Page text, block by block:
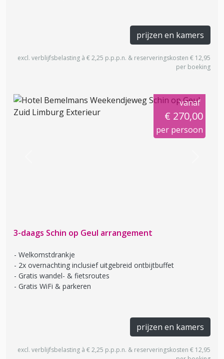
prijzen en kamers
excl. verblijfsbelasting à € 2,25 p.p.p.n. & reserveringskosten € 12,95
per boeking
vanaf
€ 270,00
per persoon
3-daags Schin op Geul arrangement
Welkomstdrankje
2x overnachting inclusief uitgebreid ontbijtbuffet
Gratis wandel- & fietsroutes
Gratis WiFi & parkeren
prijzen en kamers
excl. verblijfsbelasting à € 2,25 p.p.p.n. & reserveringskosten € 12,95